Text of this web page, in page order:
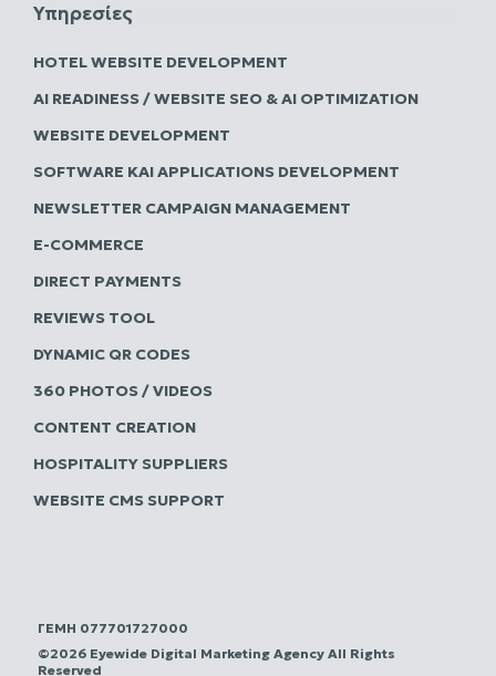
Υπηρεσίες
HOTEL WEBSITE DEVELOPMENT
AI READINESS / WEBSITE SEO & AI OPTIMIZATION
WEBSITE DEVELOPMENT
SOFTWARE ΚΑΙ APPLICATIONS DEVELOPMENT
NEWSLETTER CAMPAIGN MANAGEMENT
E-COMMERCE
DIRECT PAYMENTS
REVIEWS TOOL
DYNAMIC QR CODES
360 PHOTOS / VIDEOS
CONTENT CREATION
HOSPITALITY SUPPLIERS
WEBSITE CMS SUPPORT
ΓΕΜΗ 077701727000
©2026 Eyewide Digital Marketing Agency All Rights
Reserved